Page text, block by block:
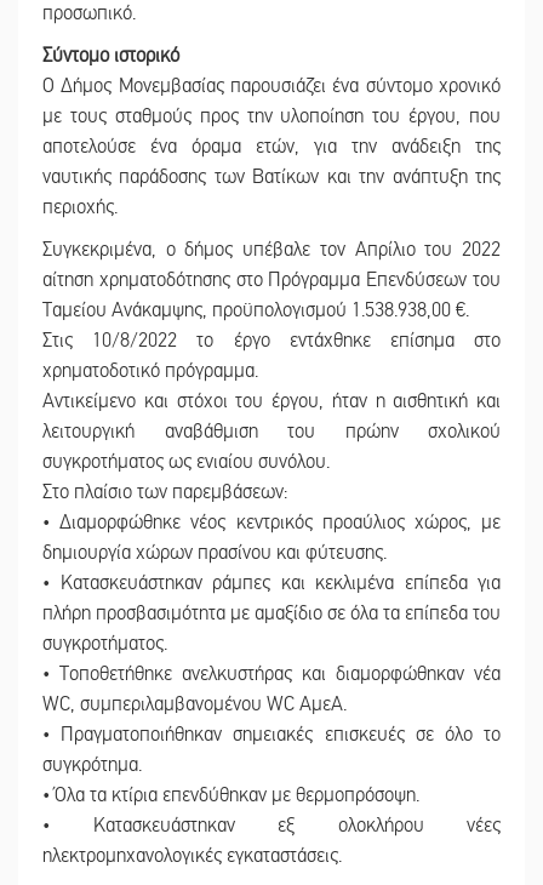
προσωπικό.
Σύντομο ιστορικό
Ο Δήμος Μονεμβασίας παρουσιάζει ένα σύντομο χρονικό
με τους σταθμούς προς την υλοποίηση του έργου, που
αποτελούσε ένα όραμα ετών, για την ανάδειξη της
ναυτικής παράδοσης των Βατίκων και την ανάπτυξη της
περιοχής.
Συγκεκριμένα, ο δήμος υπέβαλε τον Απρίλιο του 2022
αίτηση χρηματοδότησης στο Πρόγραμμα Επενδύσεων του
Ταμείου Ανάκαμψης, προϋπολογισμού 1.538.938,00 €.
Στις 10/8/2022 το έργο εντάχθηκε επίσημα στο
χρηματοδοτικό πρόγραμμα.
Αντικείμενο και στόχοι του έργου, ήταν η αισθητική και
λειτουργική αναβάθμιση του πρώην σχολικού
συγκροτήματος ως ενιαίου συνόλου.
Στο πλαίσιο των παρεμβάσεων:
• Διαμορφώθηκε νέος κεντρικός προαύλιος χώρος, με
δημιουργία χώρων πρασίνου και φύτευσης.
• Κατασκευάστηκαν ράμπες και κεκλιμένα επίπεδα για
πλήρη προσβασιμότητα με αμαξίδιο σε όλα τα επίπεδα του
συγκροτήματος.
• Τοποθετήθηκε ανελκυστήρας και διαμορφώθηκαν νέα
WC, συμπεριλαμβανομένου WC ΑμεΑ.
• Πραγματοποιήθηκαν σημειακές επισκευές σε όλο το
συγκρότημα.
• Όλα τα κτίρια επενδύθηκαν με θερμοπρόσοψη.
• Κατασκευάστηκαν εξ ολοκλήρου νέες
ηλεκτρομηχανολογικές εγκαταστάσεις.